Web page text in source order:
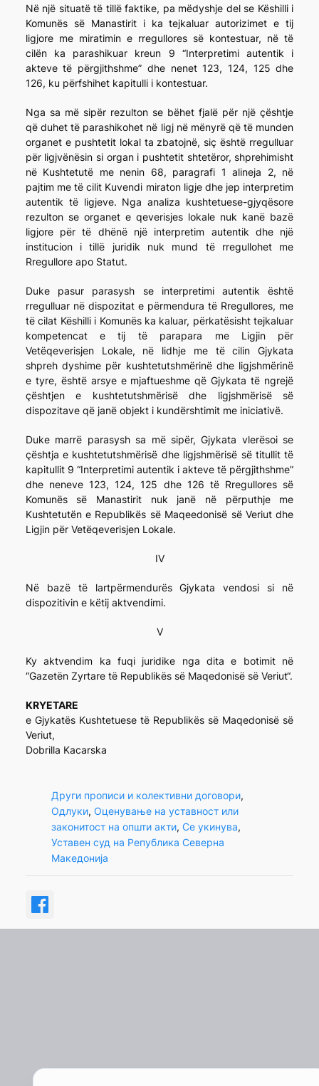
Në një situatë të tillë faktike, pa mëdyshje del se Këshilli i
Komunës së Manastirit i ka tejkaluar autorizimet e tij
ligjore me miratimin e rregullores së kontestuar, në të
cilën ka parashikuar kreun 9 “Interpretimi autentik i
akteve të përgjithshme” dhe nenet 123, 124, 125 dhe
126, ku përfshihet kapitulli i kontestuar.
Nga sa më sipër rezulton se bëhet fjalë për një çështje
që duhet të parashikohet në ligj në mënyrë që të munden
organet e pushtetit lokal ta zbatojnë, siç është rregulluar
për ligjvënësin si organ i pushtetit shtetëror, shprehimisht
në Kushtetutë me nenin 68, paragrafi 1 alineja 2, në
pajtim me të cilit Kuvendi miraton ligje dhe jep interpretim
autentik të ligjeve. Nga analiza kushtetuese-gjyqësore
rezulton se organet e qeverisjes lokale nuk kanë bazë
ligjore për të dhënë një interpretim autentik dhe një
institucion i tillë juridik nuk mund të rregullohet me
Rregullore apo Statut.
Duke pasur parasysh se interpretimi autentik është
rregulluar në dispozitat e përmendura të Rregullores, me
të cilat Këshilli i Komunës ka kaluar, përkatësisht tejkaluar
kompetencat e tij të parapara me Ligjin për
Vetëqeverisjen Lokale, në lidhje me të cilin Gjykata
shpreh dyshime për kushtetutshmërinë dhe ligjshmërinë
e tyre, është arsye e mjaftueshme që Gjykata të ngrejë
çështjen e kushtetutshmërisë dhe ligjshmërisë së
dispozitave që janë objekt i kundërshtimit me iniciativë.
Duke marrë parasysh sa më sipër, Gjykata vlerësoi se
çështja e kushtetutshmërisë dhe ligjshmërisë së titullit të
kapitullit 9 “Interpretimi autentik i akteve të përgjithshme”
dhe neneve 123, 124, 125 dhe 126 të Rregullores së
Komunës së Manastirit nuk janë në përputhje me
Kushtetutën e Republikës së Maqeedonisë së Veriut dhe
Ligjin për Vetëqeverisjen Lokale.
IV
Në bazë të lartpërmendurës Gjykata vendosi si në
dispozitivin e këtij aktvendimi.
V
Ky aktvendim ka fuqi juridike nga dita e botimit në
“Gazetën Zyrtare të Republikës së Maqedonisë së Veriut“.
KRYETARE
e Gjykatës Kushtetuese të Republikës së Maqedonisë së
Veriut,
Dobrilla Kacarska
Други прописи и колективни договори
Одлуки, Оценување на уставност или
законитост на општи акти, Се укинува
Уставен суд на Република Северна
Македонија